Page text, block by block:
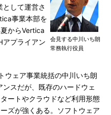
会見する中川いち朗
常務執行役員
して運営さ
事業本部を
からVertica
アプライアン
ウェア事業統括の中川いち朗
スだが、既存のハードウェ
ートやクラウドなど利用形態
ズが強くある。ソフトウェア